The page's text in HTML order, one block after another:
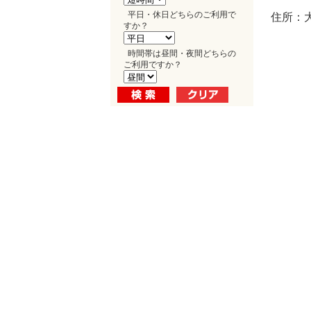
平日・休日どちらのご利用で
すか？
時間帯は昼間・夜間どちらの
ご利用ですか？
住所：